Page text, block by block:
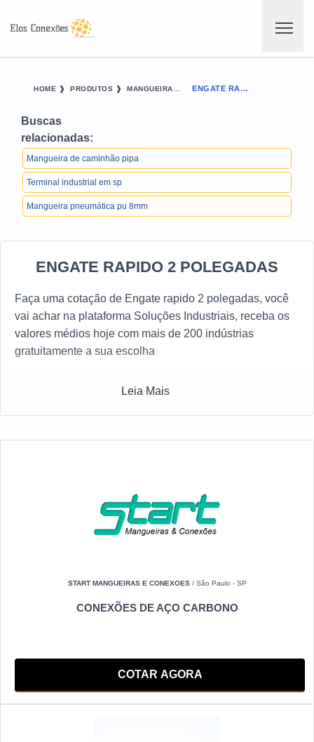
HOME ❱ PRODUTOS ❱ ENGATE RAPIDO 2 POLEGADAS
Buscas
relacionadas:
Mangueira de caminhão pipa
Terminal industrial em sp
Mangueira pneumática pu 8mm
ENGATE RAPIDO 2 POLEGADAS
Faça uma cotação de Engate rapido 2 polegadas, você
vai achar na plataforma Soluções Industriais, receba os
valores médios hoje com mais de 200 indústrias
gratuitamente a sua escolha
Industriais é a solução B2B mais completo do ramo
industrial. Para fazer uma cotação de Engate rapido 2
Leia Mais
START MANGUEIRAS E CONEXOES/ São Paulo - SP
CONEXÕES DE AÇO CARBONO
COTAR AGORA